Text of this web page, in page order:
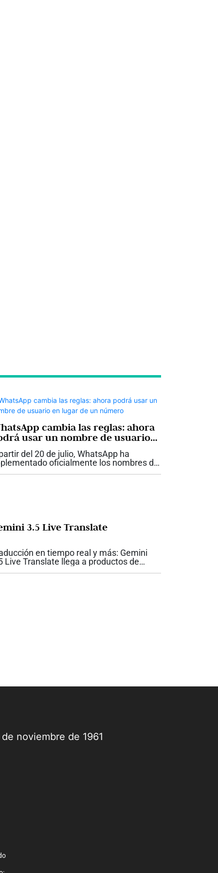
cambia las reglas: ahora
usar un nombre de usuario
lugar de un número
del 20 de julio, WhatsApp ha
oficialmente los nombres de
3.5 Live Translate
en tiempo real y más: Gemini
Live Translate llega a productos de
noviembre de 1961